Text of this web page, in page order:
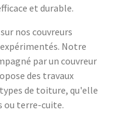
et durable.
nos couvreurs
Notre
par un couvreur
des travaux
de toiture, qu'elle
ou terre-cuite.